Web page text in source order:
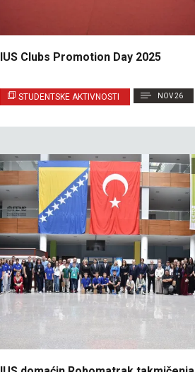
IUS Clubs Promotion Day 2025
STUDENTSKE AKTIVNOSTI NOV 26